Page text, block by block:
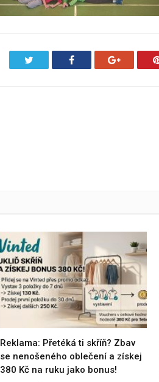
Facebook Google+
Reklama: Přetéká ti skříň? Zbav
se nenošeného oblečení a získej
380 Kč na ruku jako bonus!